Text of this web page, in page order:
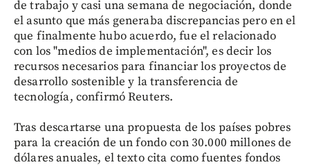
de trabajo y casi una semana de negociación, donde
el asunto que más generaba discrepancias pero en el
que finalmente hubo acuerdo, fue el relacionado
con los "medios de implementación", es decir los
recursos necesarios para financiar los proyectos de
desarrollo sostenible y la transferencia de
tecnología, confirmó Reuters.
Tras descartarse una propuesta de los países pobres
para la creación de un fondo con 30.000 millones de
dólares anuales, el texto cita como fuentes fondos